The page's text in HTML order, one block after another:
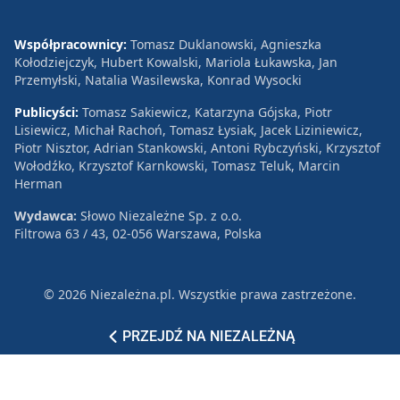
PRZEJDŹ NA NIEZALEŻNĄ
Współpracownicy: Tomasz Duklanowski, Agnieszka
Kołodziejczyk, Hubert Kowalski, Mariola Łukawska, Jan
Przemyłski, Natalia Wasilewska, Konrad Wysocki
Publicyści: Tomasz Sakiewicz, Katarzyna Gójska, Piotr
Lisiewicz, Michał Rachoń, Tomasz Łysiak, Jacek Liziniewicz,
Piotr Nisztor, Adrian Stankowski, Antoni Rybczyński, Krzysztof
Wołodźko, Krzysztof Karnkowski, Tomasz Teluk, Marcin
Herman
Wydawca: Słowo Niezależne Sp. z o.o.
Filtrowa 63 / 43, 02-056 Warszawa, Polska
© 2026 Niezależna.pl. Wszystkie prawa zastrzeżone.
PatronatReklama Polityka prywatności